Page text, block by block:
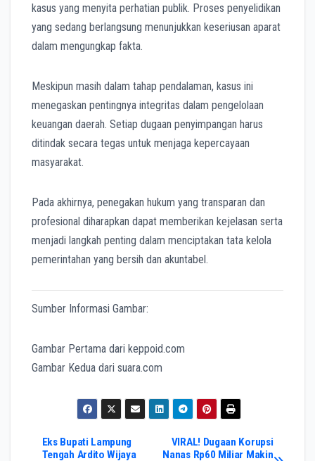
kasus yang menyita perhatian publik. Proses penyelidikan
yang sedang berlangsung menunjukkan keseriusan aparat
dalam mengungkap fakta.
Meskipun masih dalam tahap pendalaman, kasus ini
menegaskan pentingnya integritas dalam pengelolaan
keuangan daerah. Setiap dugaan penyimpangan harus
ditindak secara tegas untuk menjaga kepercayaan
masyarakat.
Pada akhirnya, penegakan hukum yang transparan dan
profesional diharapkan dapat memberikan kejelasan serta
menjadi langkah penting dalam menciptakan tata kelola
pemerintahan yang bersih dan akuntabel.
Sumber Informasi Gambar:
Gambar Pertama dari keppoid.com
Gambar Kedua dari suara.com
Post
VIRAL! Dugaan Korupsi
Nanas Rp60 Miliar Makin
Eks Bupati Lampung
Tengah Ardito Wijaya